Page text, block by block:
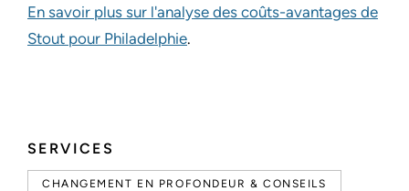
SERVICES
CHANGEMENT EN PROFONDEUR & CONSEILS
En savoir plus sur l'analyse des coûts-avantages de
Stout pour Philadelphie.